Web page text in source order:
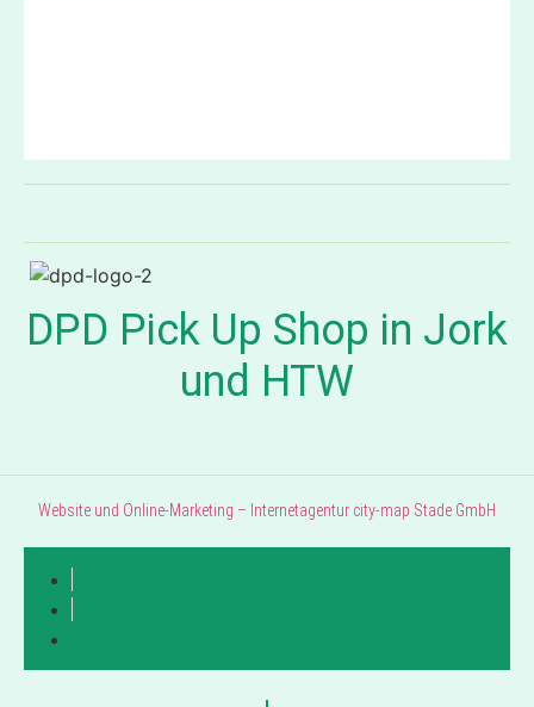
DPD Pick Up Shop in Jork
und HTW
Website und Online-Marketing – Internetagentur city-map Stade GmbH